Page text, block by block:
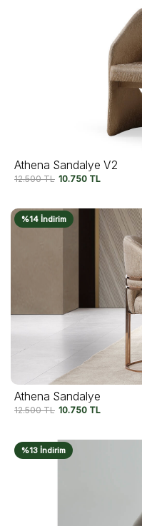
Athena Sandalye V2
12.500TL 10.750 TL
%14 İndirim
Athena Sandalye
12.500TL 10.750 TL
%13 İndirim